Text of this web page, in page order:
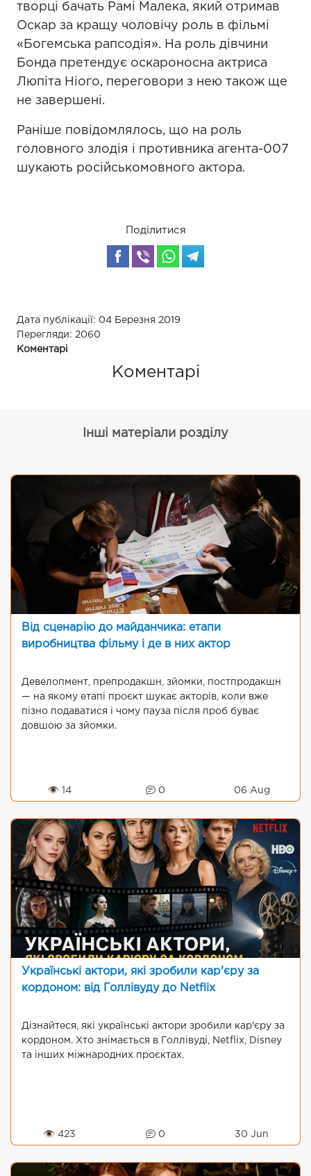
творці бачать Рамі Малека, який отримав
Оскар за кращу чоловічу роль в фільмі
«Богемська рапсодія». На роль дівчини
Бонда претендує оскароносна актриса
Люпіта Ніого, переговори з нею також ще
не завершені.
Раніше повідомлялось, що на роль
головного злодія і противника агента-007
шукають російськомовного актора.
Поділитися
Дата публікації: 04 Березня 2019
Перегляди: 2060
Коментарі
Коментарі
Інші матеріали розділу
Від сценарію до майданчика: етапи
виробництва фільму і де в них актор
Девелопмент, препродакшн, зйомки, постпродакшн
— на якому етапі проєкт шукає акторів, коли вже
пізно подаватися і чому пауза після проб буває
довшою за зйомки.
👁 14 0 06 Aug
Українські актори, які зробили кар'єру за
кордоном: від Голлівуду до Netflix
Дізнайтеся, які українські актори зробили кар'єру за
кордоном. Хто знімається в Голлівуді, Netflix, Disney
та інших міжнародних проєктах.
👁 423 0 30 Jun